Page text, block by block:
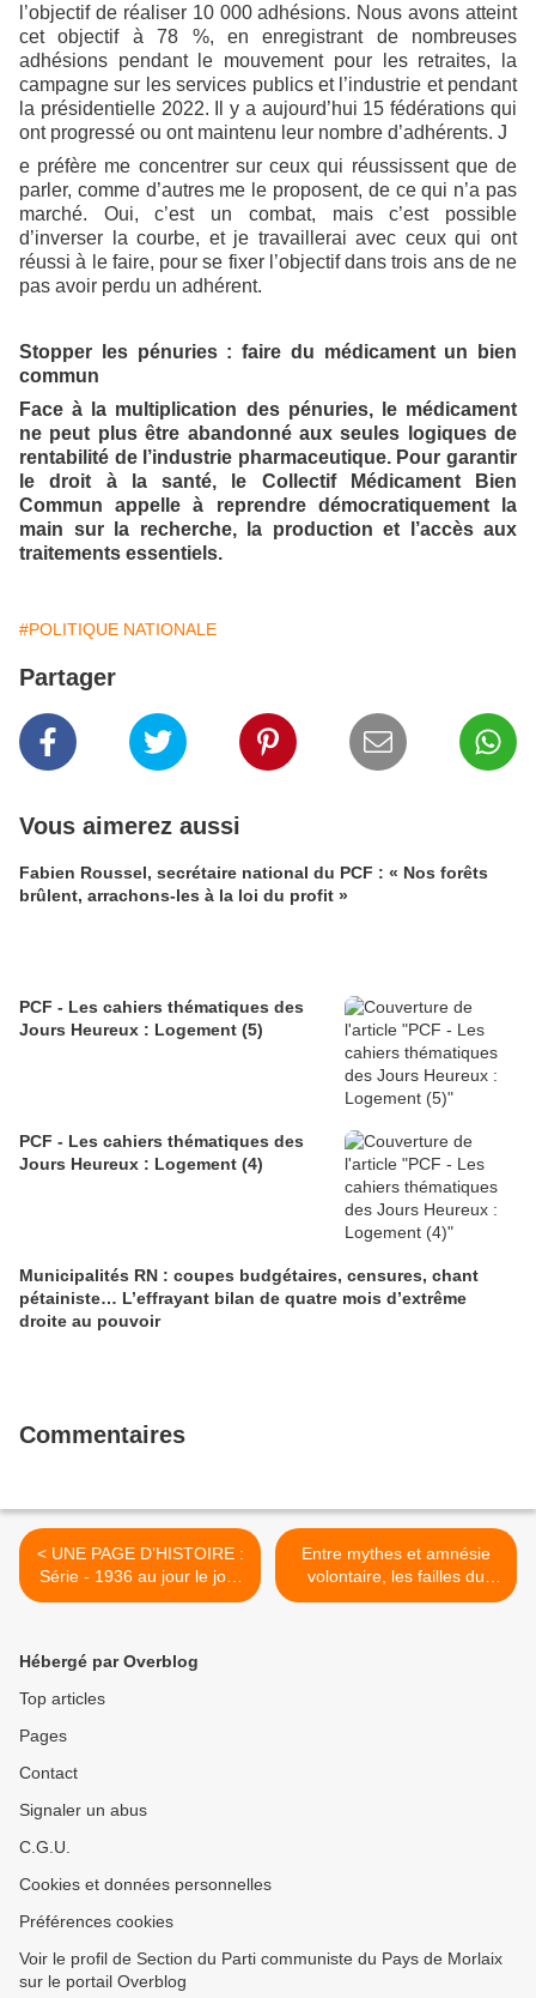
l’objectif de réaliser 10 000 adhésions. Nous avons atteint
cet objectif à 78 %, en enregistrant de nombreuses
adhésions pendant le mouvement pour les retraites, la
campagne sur les services publics et l’industrie et pendant
la présidentielle 2022. Il y a aujourd’hui 15 fédérations qui
ont progressé ou ont maintenu leur nombre d’adhérents. J
e préfère me concentrer sur ceux qui réussissent que de
parler, comme d’autres me le proposent, de ce qui n’a pas
marché. Oui, c’est un combat, mais c’est possible
d’inverser la courbe, et je travaillerai avec ceux qui ont
réussi à le faire, pour se fixer l’objectif dans trois ans de ne
pas avoir perdu un adhérent.
Stopper les pénuries : faire du médicament un bien
commun
Face à la multiplication des pénuries, le médicament
ne peut plus être abandonné aux seules logiques de
rentabilité de l’industrie pharmaceutique. Pour garantir
le droit à la santé, le Collectif Médicament Bien
Commun appelle à reprendre démocratiquement la
main sur la recherche, la production et l’accès aux
traitements essentiels.
#POLITIQUE NATIONALE
Partager
Vous aimerez aussi
Fabien Roussel, secrétaire national du PCF : « Nos forêts
brûlent, arrachons-les à la loi du profit »
PCF - Les cahiers thématiques des
Jours Heureux : Logement (5)
PCF - Les cahiers thématiques des
Jours Heureux : Logement (4)
Municipalités RN : coupes budgétaires, censures, chant
pétainiste… L’effrayant bilan de quatre mois d’extrême
droite au pouvoir
Commentaires
< UNE PAGE D’HISTOIRE :
Série - 1936 au jour le jour
#2
Entre mythes et amnésie
volontaire, les failles du
roman national glorifié par
Hébergé par Overblog
Top articles
Pages
Contact
Signaler un abus
C.G.U.
Cookies et données personnelles
Préférences cookies
Voir le profil de Section du Parti communiste du Pays de Morlaix
sur le portail Overblog